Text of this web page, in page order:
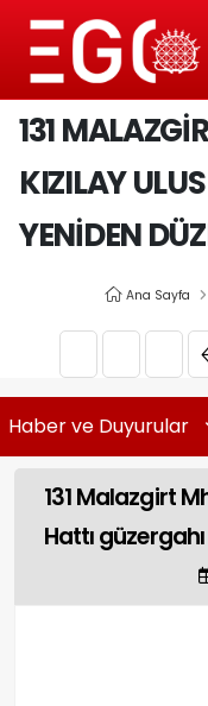
131
KIZILAY
YENIDEN
Ana Sayfa
Haber ve Duyurular
131 Malazgirt
Hattı